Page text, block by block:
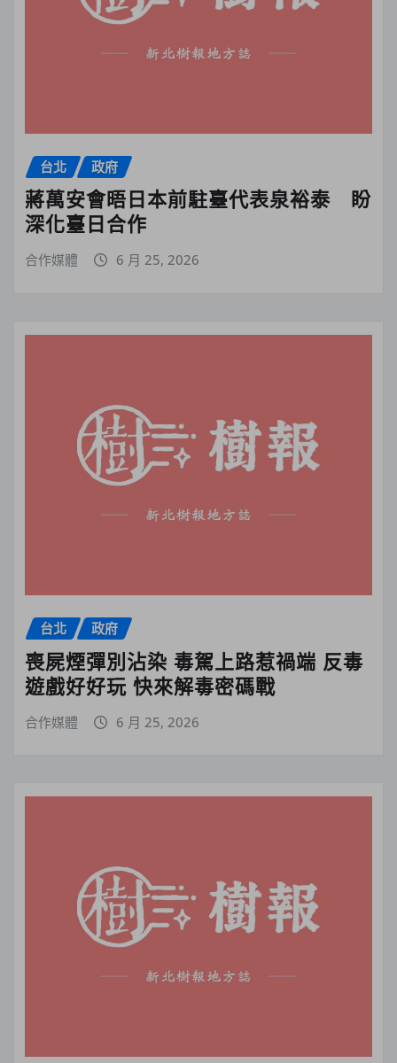
台北 政府
蔣萬安會晤日本前駐臺代表泉裕泰 盼
深化臺日合作
合作媒體 6 月 25, 2026
台北 政府
喪屍煙彈別沾染 毒駕上路惹禍端 反毒
遊戲好好玩 快來解毒密碼戰
合作媒體 6 月 25, 2026